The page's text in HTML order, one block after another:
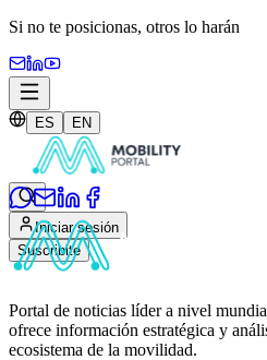
Si no te posicionas, otros lo harán
ES EN
Iniciar sesión
Suscribite
Portal de noticias líder a nivel
ofrece información estratégica y
ecosistema de la movilidad.